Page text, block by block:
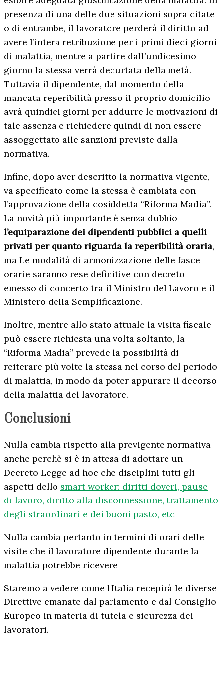
presenza di una delle due situazioni sopra citate
o di entrambe, il lavoratore perderà il diritto ad
avere l’intera retribuzione per i primi dieci giorni
di malattia, mentre a partire dall’undicesimo
giorno la stessa verrà decurtata della metà.
Tuttavia il dipendente, dal momento della
mancata reperibilità presso il proprio domicilio
avrà quindici giorni per addurre le motivazioni di
tale assenza e richiedere quindi di non essere
assoggettato alle sanzioni previste dalla
normativa.
Infine, dopo aver descritto la normativa vigente,
va specificato come la stessa è cambiata con
l’approvazione della cosiddetta “Riforma Madia”.
La novità più importante è senza dubbio
l’equiparazione dei dipendenti pubblici a quelli
privati per quanto riguarda la reperibilità oraria,
ma Le modalità di armonizzazione delle fasce
orarie saranno rese definitive con decreto
emesso di concerto tra il Ministro del Lavoro e il
Ministero della Semplificazione.
Inoltre, mentre allo stato attuale la visita fiscale
può essere richiesta una volta soltanto, la
“Riforma Madia” prevede la possibilità di
reiterare più volte la stessa nel corso del periodo
di malattia, in modo da poter appurare il decorso
della malattia del lavoratore.
Conclusioni
Nulla cambia rispetto alla previgente normativa
anche perchè si è in attesa di adottare un
Decreto Legge ad hoc che disciplini tutti gli
aspetti dello smart worker: diritti doveri, pause
di lavoro, diritto alla disconnessione, trattamento
degli straordinari e dei buoni pasto, etc
Nulla cambia pertanto in termini di orari delle
visite che il lavoratore dipendente durante la
malattia potrebbe ricevere
Staremo a vedere come l’Italia recepirà le diverse
Direttive emanate dal parlamento e dal Consiglio
Europeo in materia di tutela e sicurezza dei
lavoratori.